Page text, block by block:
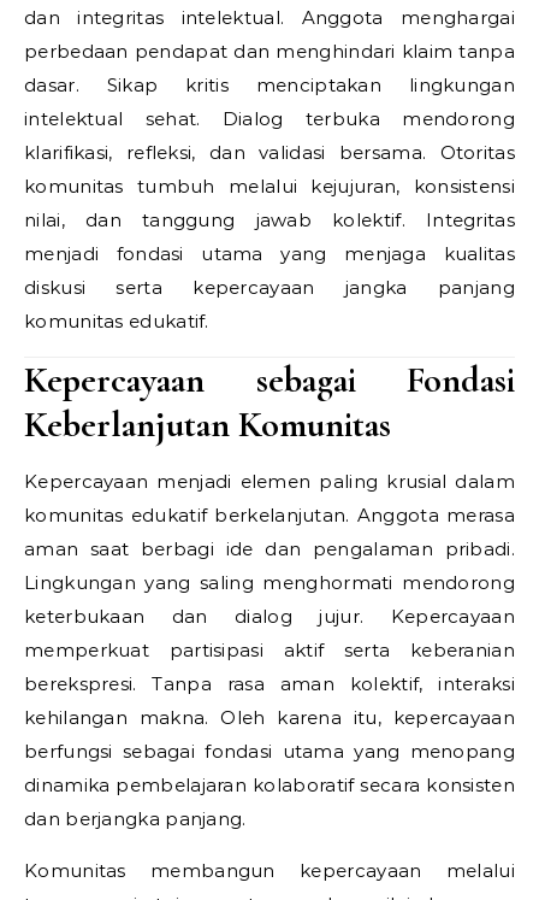
dan integritas intelektual. Anggota menghargai
perbedaan pendapat dan menghindari klaim tanpa
dasar. Sikap kritis menciptakan lingkungan
intelektual sehat. Dialog terbuka mendorong
klarifikasi, refleksi, dan validasi bersama. Otoritas
komunitas tumbuh melalui kejujuran, konsistensi
nilai, dan tanggung jawab kolektif. Integritas
menjadi fondasi utama yang menjaga kualitas
diskusi serta kepercayaan jangka panjang
komunitas edukatif.
Kepercayaan sebagai Fondasi
Keberlanjutan Komunitas
Kepercayaan menjadi elemen paling krusial dalam
komunitas edukatif berkelanjutan. Anggota merasa
aman saat berbagi ide dan pengalaman pribadi.
Lingkungan yang saling menghormati mendorong
keterbukaan dan dialog jujur. Kepercayaan
memperkuat partisipasi aktif serta keberanian
berekspresi. Tanpa rasa aman kolektif, interaksi
kehilangan makna. Oleh karena itu, kepercayaan
berfungsi sebagai fondasi utama yang menopang
dinamika pembelajaran kolaboratif secara konsisten
dan berjangka panjang.
Komunitas membangun kepercayaan melalui